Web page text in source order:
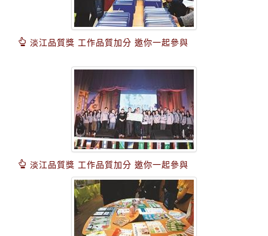
淡江品質獎 工作品質加分 邀你一起參與
淡江品質獎 工作品質加分 邀你一起參與